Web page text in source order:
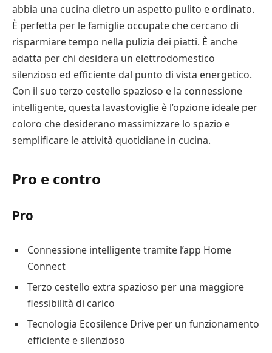
abbia una cucina dietro un aspetto pulito e ordinato.
È perfetta per le famiglie occupate che cercano di
risparmiare tempo nella pulizia dei piatti. È anche
adatta per chi desidera un elettrodomestico
silenzioso ed efficiente dal punto di vista energetico.
Con il suo terzo cestello spazioso e la connessione
intelligente, questa lavastoviglie è l’opzione ideale per
coloro che desiderano massimizzare lo spazio e
semplificare le attività quotidiane in cucina.
Pro e contro
Pro
Connessione intelligente tramite l’app Home
Connect
Terzo cestello extra spazioso per una maggiore
flessibilità di carico
Tecnologia Ecosilence Drive per un funzionamento
efficiente e silenzioso